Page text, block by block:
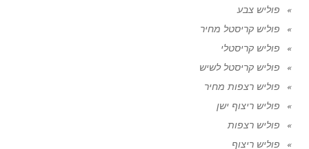
פוליש צבע
פוליש קריסטל מחיר
פוליש קריסטלי
פוליש קריסטל לשיש
פוליש רצפות מחיר
פוליש ריצוף ישן
פוליש רצפות
פוליש ריצוף